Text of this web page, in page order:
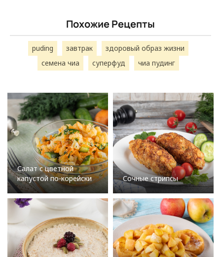
Похожие Рецепты
puding завтрак
здоровый образ жизни
семена чиа
суперфуд чиа пудинг
Салат с цветной
капустой по-корейски
Сочные стрипсы